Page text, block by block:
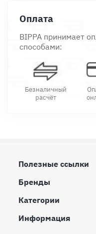
Оплата
BIPPA принимает
способами:
Безналичный
расчёт
Полезные ссылки
Бренды
Категории
Информация